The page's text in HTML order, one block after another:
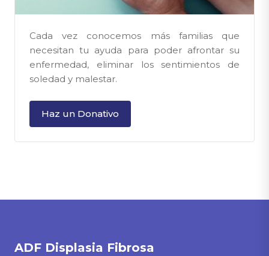
Cada vez conocemos más familias que
necesitan tu ayuda para poder afrontar su
enfermedad, eliminar los sentimientos de
soledad y malestar.
Haz un Donativo
ADF Displasia Fibrosa